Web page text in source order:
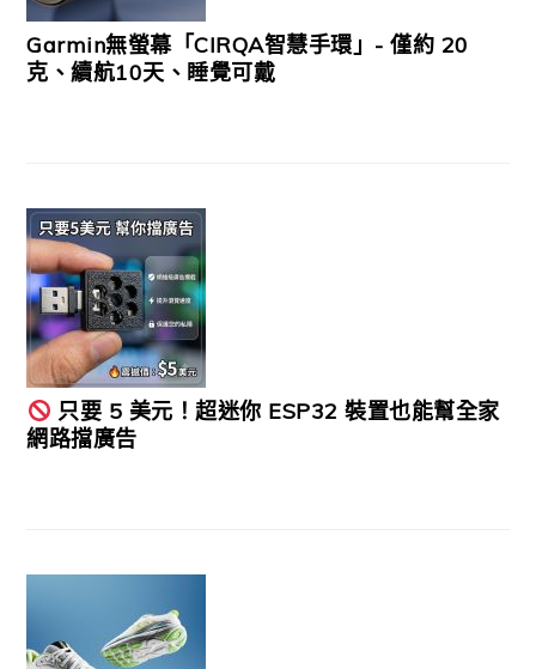
Garmin無螢幕「CIRQA智慧手環」- 僅約 20
克、續航10天、睡覺可戴
只要 5 美元！超迷你 ESP32 裝置也能幫全家
網路擋廣告